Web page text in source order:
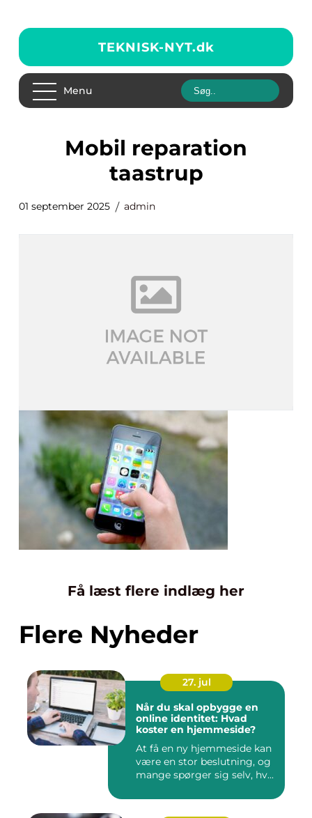
TEKNISK-NYT.dk
Menu
mobil reparation
taastrup
01 september 2025 admin
Få læst flere indlæg her
Flere Nyheder
27. jul
Når du skal opbygge en
online identitet: Hvad
koster en hjemmeside?
At få en ny hjemmeside kan
være en stor beslutning, og
mange spørger sig selv, hv...